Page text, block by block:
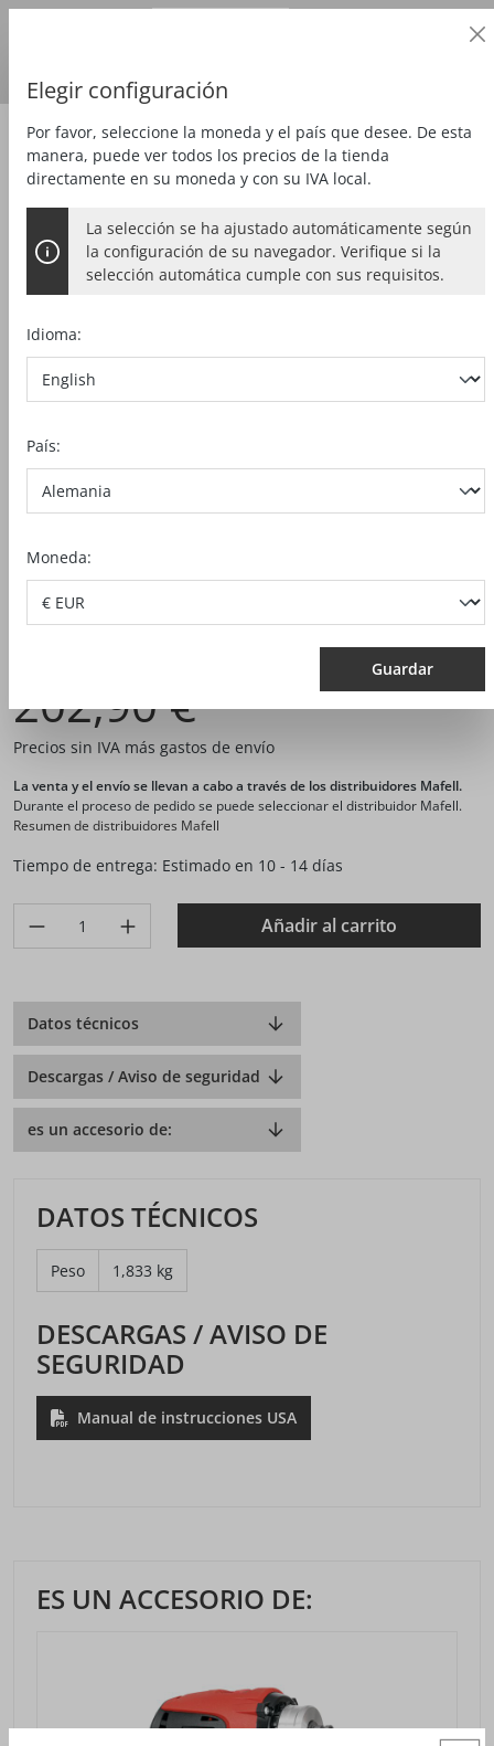
Zubehör Accesorios especiales
ADAPTADOR DE PAR A-DMV X3
Relación 3 :1
Bildergalerie überspringen
202,90 €*
Precios sin IVA más gastos de envío
La venta y el envío se llevan a cabo a través de los distribuidores Mafell.
Durante el proceso de pedido se puede seleccionar el distribuidor Mafell.
Resumen de distribuidores Mafell
Tiempo de entrega: Estimado en 10 - 14 días
Produkt Anzahl: Gib den gewünschten Wert ein oder
Añadir al carrito
Datos técnicos
Descargas / Aviso de seguridad
es un accesorio de:
DATOS TÉCNICOS
Peso 1,833 kg
DESCARGAS / AVISO DE
SEGURIDAD
Manual de instrucciones USA
ES UN ACCESORIO DE:
Elegir configuración
Por favor, seleccione la moneda y el país que desee. De esta
manera, puede ver todos los precios de la tienda
directamente en su moneda y con su IVA local.
La selección se ha ajustado automáticamente según
la configuración de su navegador. Verifique si la
selección automática cumple con sus requisitos.
Idioma:
País:
Moneda:
Guardar